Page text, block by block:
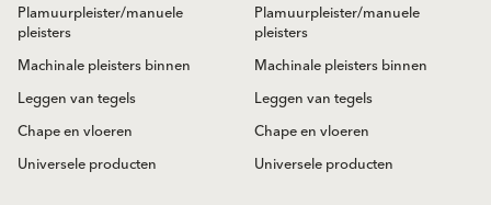
Plamuurpleister/manuele
pleisters
Machinale pleisters binnen
Leggen van tegels
Chape en vloeren
Universele producten
Plamuurpleister/manuele
pleisters
Machinale pleisters binnen
Leggen van tegels
Chape en vloeren
Universele producten